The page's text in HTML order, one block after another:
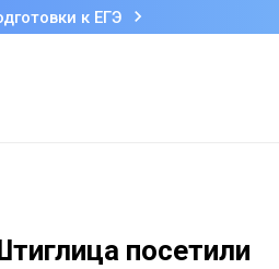
к ЕГЭ
посетили